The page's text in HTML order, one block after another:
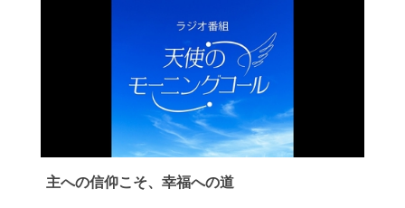
主への信仰こそ、幸福への道